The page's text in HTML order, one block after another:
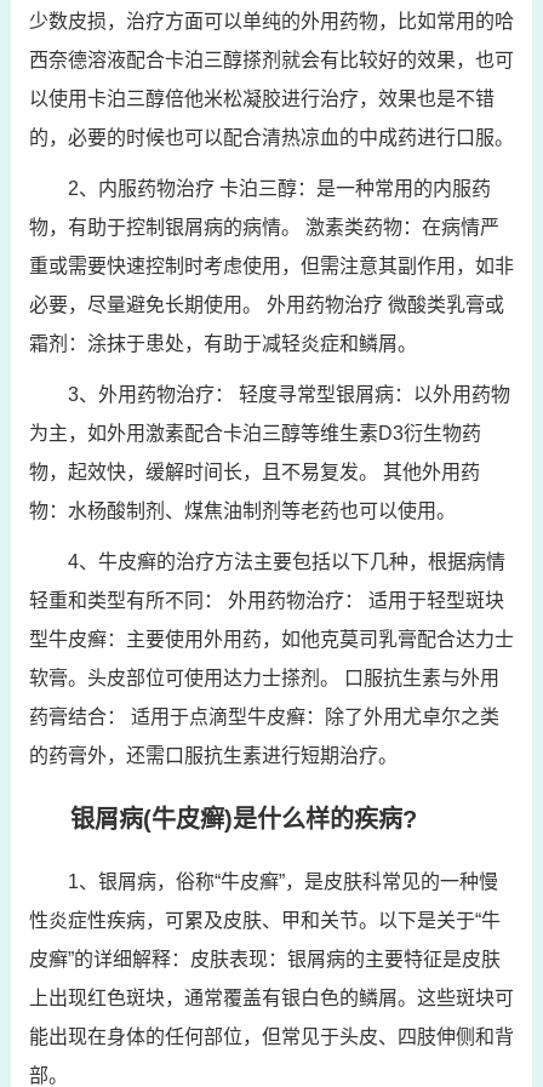
少数皮损，治疗方面可以单纯的外用药物，比如常用的哈
西奈德溶液配合卡泊三醇搽剂就会有比较好的效果，也可
以使用卡泊三醇倍他米松凝胶进行治疗，效果也是不错
的，必要的时候也可以配合清热凉血的中成药进行口服。
2、内服药物治疗 卡泊三醇：是一种常用的内服药
物，有助于控制银屑病的病情。 激素类药物：在病情严
重或需要快速控制时考虑使用，但需注意其副作用，如非
必要，尽量避免长期使用。 外用药物治疗 微酸类乳膏或
霜剂：涂抹于患处，有助于减轻炎症和鳞屑。
3、外用药物治疗： 轻度寻常型银屑病：以外用药物
为主，如外用激素配合卡泊三醇等维生素D3衍生物药
物，起效快，缓解时间长，且不易复发。 其他外用药
物：水杨酸制剂、煤焦油制剂等老药也可以使用。
4、牛皮癣的治疗方法主要包括以下几种，根据病情
轻重和类型有所不同： 外用药物治疗： 适用于轻型斑块
型牛皮癣：主要使用外用药，如他克莫司乳膏配合达力士
软膏。头皮部位可使用达力士搽剂。 口服抗生素与外用
药膏结合： 适用于点滴型牛皮癣：除了外用尤卓尔之类
的药膏外，还需口服抗生素进行短期治疗。
银屑病(牛皮癣)是什么样的疾病?
1、银屑病，俗称“牛皮癣”，是皮肤科常见的一种慢
性炎症性疾病，可累及皮肤、甲和关节。以下是关于“牛
皮癣”的详细解释：皮肤表现：银屑病的主要特征是皮肤
上出现红色斑块，通常覆盖有银白色的鳞屑。这些斑块可
能出现在身体的任何部位，但常见于头皮、四肢伸侧和背
部。